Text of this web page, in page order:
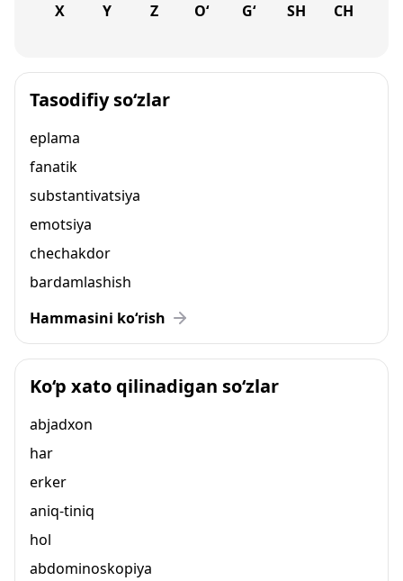
X Y Z O‘ G‘ SH CH
Tasodifiy so‘zlar
eplama
fanatik
substantivatsiya
emotsiya
chechakdor
bardamlashish
Hammasini ko‘rish
Ko‘p xato qilinadigan so‘zlar
abjadxon
har
erker
aniq-tiniq
hol
abdominoskopiya